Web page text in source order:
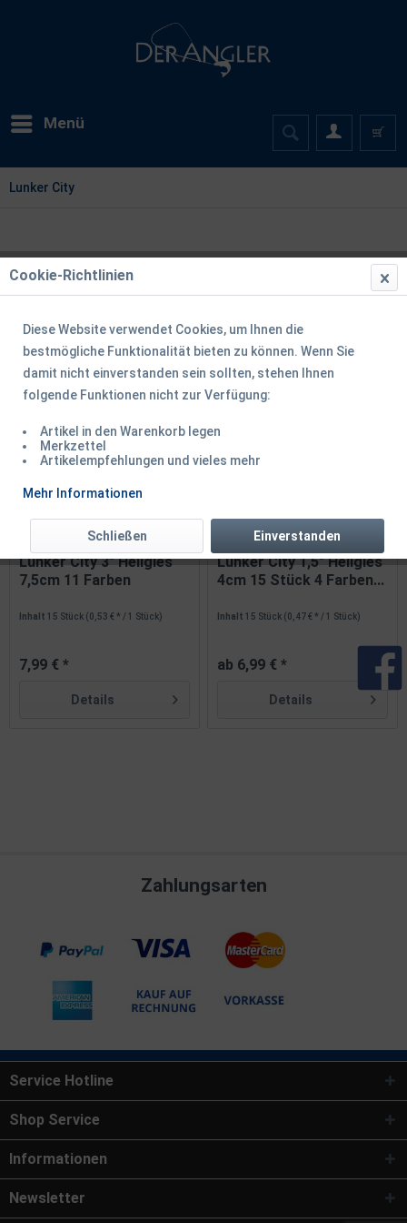
Menü
Lunker City
Filtern
Lunker City 3" Hellgies
7,5cm 11 Farben
Inhalt15 Stück (0,53 € * / 1 Stück)
7,99 € *
Details
TIPP!
Lunker City 1,5" Hellgies
4cm 15 Stück 4 Farben...
Inhalt15 Stück (0,47 € * / 1 Stück)
ab 6,99 € *
Details
Zahlungsarten
Service Hotline
Shop Service
Informationen
Newsletter
Cookie-Richtlinien
Diese Website verwendet Cookies, um Ihnen die
bestmögliche Funktionalität bieten zu können. Wenn Sie
damit nicht einverstanden sein sollten, stehen Ihnen
folgende Funktionen nicht zur Verfügung:
Artikel in den Warenkorb legen
Merkzettel
Artikelempfehlungen und vieles mehr
Mehr Informationen
Einverstanden
Schließen